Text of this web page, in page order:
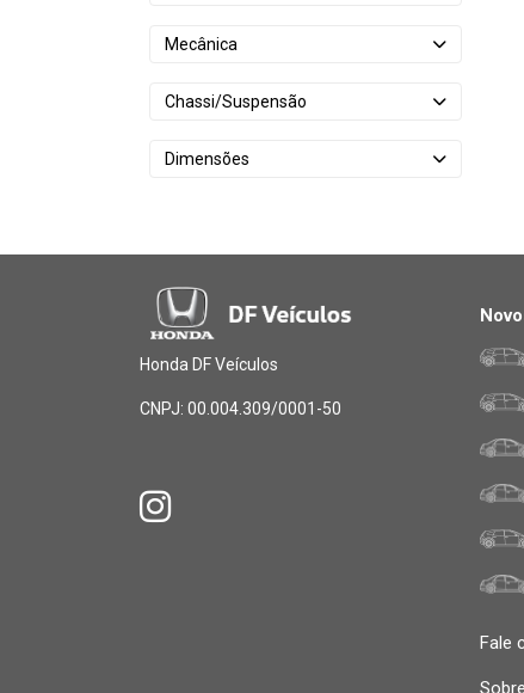
Mecânica
Chassi/Suspensão
Dimensões
Honda DF Veículos
CNPJ: 00.004.309/0001-50
Fale